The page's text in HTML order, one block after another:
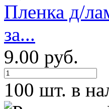
Пленка д/
за...
9.00 руб.
100 шт. в